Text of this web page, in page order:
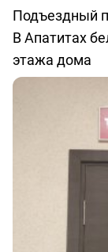
Подъездный
В Апатитах
этажа дома